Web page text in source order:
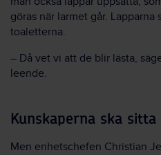
göras när larmet går. Lapparna
toaletterna.
– Då vet vi att de blir lästa,
leende.
Kunskaperna ska
Men enhetschefen Christian